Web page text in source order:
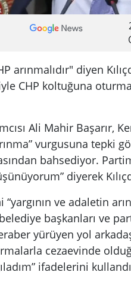
arınmalıdır" diyen
CHP koltuğuna
Ali Mahir Başarır,
vurgusuna tepki
bahsediyor.
diyerek
ve adaletin
başkanları ve
yürüyen yol
cezaevinde
ifadelerini